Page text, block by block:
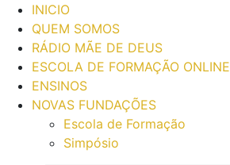
INICIO
QUEM SOMOS
RÁDIO MÃE DE DEUS
ESCOLA DE FORMAÇÃO ONLINE
ENSINOS
NOVAS FUNDAÇÕES
Escola de Formação
Simpósio